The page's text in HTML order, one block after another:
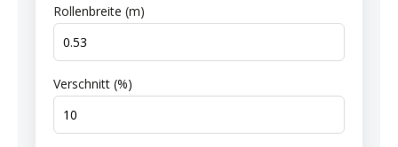
Rollenbreite (m)
Verschnitt (%)